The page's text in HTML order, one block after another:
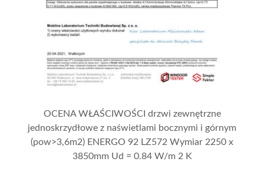
OCENA WŁAŚCIWOŚCI drzwi zewnętrzne
jednoskrzydłowe z naświetlami bocznymi i górnym
(pow>3,6m2) ENERGO 92 LZ572 Wymiar 2250 x
3850mm Ud = 0.84 W/m 2 K